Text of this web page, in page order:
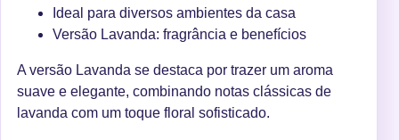
Ideal para diversos ambientes da casa
Versão Lavanda: fragrância e benefícios
A versão Lavanda se destaca por trazer um aroma
suave e elegante, combinando notas clássicas de
lavanda com um toque floral sofisticado.